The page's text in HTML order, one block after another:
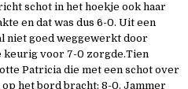
schot in het hoekje ook haar
en dat was dus 6-0. Uit een
niet goed weggewerkt door
keurig voor 7-0 zorgde.Tien
Patricia die met een schot over
het bord bracht: 8-0. Jammer